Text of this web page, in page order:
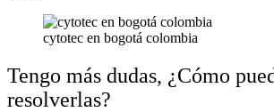
cytotec en bogotá colombia
Tengo más dudas, ¿Cómo
resolverlas?